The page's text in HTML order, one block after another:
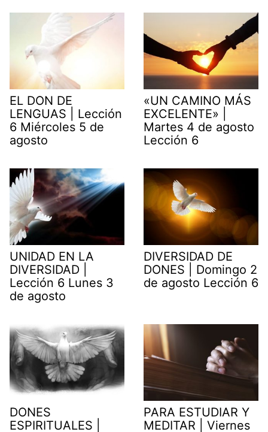
EL DON DE
LENGUAS | Lección
6 Miércoles 5 de
agosto
«UN CAMINO MÁS
EXCELENTE» |
Martes 4 de agosto
Lección 6
UNIDAD EN LA
DIVERSIDAD |
Lección 6 Lunes 3
de agosto
DIVERSIDAD DE
DONES | Domingo 2
de agosto Lección 6
DONES
ESPIRITUALES |
PARA ESTUDIAR Y
MEDITAR | Viernes